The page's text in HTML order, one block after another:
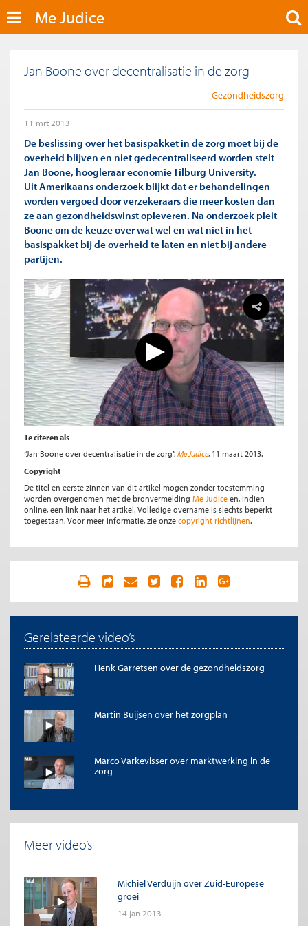
Me Judice
Jan Boone over decentralisatie in de zorg
Gezondheidszorg
11 mrt 2013
De beslissing over het basispakket in de zorg moet bij de
overheid blijven en niet gedecentraliseerd worden stelt
Jan Boone, hoogleraar economie Tilburg University.
Uit Amerikaans onderzoek blijkt dat er behandelingen
worden vergoed door verzekeraars die meer kosten dan
ze aan gezondheidswinst opleveren. Na onderzoek pleit
Boone om de keuze over wat wel en wat niet in het
basispakket bij de overheid te laten en niet bij andere
partijen.
Te citeren als
“Jan Boone over decentralisatie in de zorg”, Me Judice, 11 maart 2013.
Copyright
De titel en eerste zinnen van dit artikel mogen zonder toestemming
worden overgenomen met de bronvermelding Me Judice en, indien
online, een link naar het artikel. Volledige overname is slechts beperkt
toegestaan. Voor meer informatie, zie onze copyright richtlijnen.
Gerelateerde video’s
Henk Garretsen over de gezondheidszorg
Martin Buijsen over het zorgplan
Marco Varkevisser over marktwerking in de
zorg
Meer video’s
Michiel Verduijn over Zuid-Europese
groei
14 jan 2013